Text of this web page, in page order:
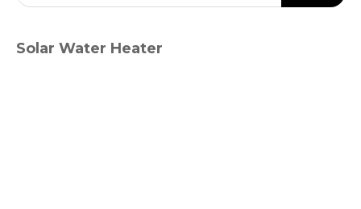
Solar Water Heater